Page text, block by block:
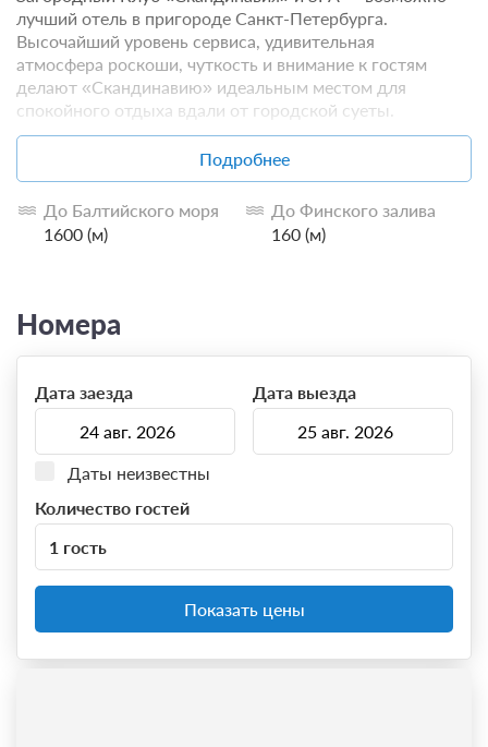
лучший отель в пригороде Санкт-Петербурга.
Высочайший уровень сервиса, удивительная
атмосфера роскоши, чуткость и внимание к гостям
делают «Скандинавию» идеальным местом для
спокойного отдыха вдали от городской суеты.
Загородный Клуб «Скандинавия» и SPA расположен
всего в 35 километрах от Санкт-Петербурга, в
залива. Удивительное сочетание свежего воздуха,
песчаных пляжей, величественных сосен и воды
гармонию и спокойствие.
Подробнее
До Балтийского моря
1600 (м)
До Финского залива
160 (м)
Номера
Дата заезда Дата выезда
Даты неизвестны
Количество гостей
1 гость
Показать цены